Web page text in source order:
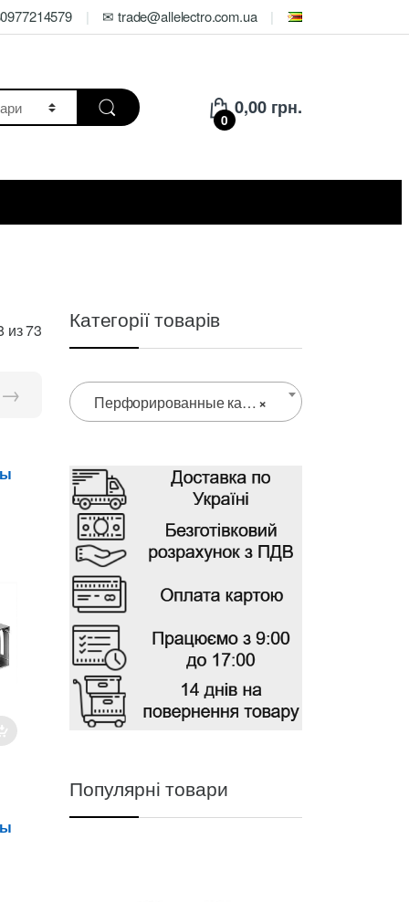
✉ trade@allelectro.com.ua
0
0,00 грн.
из 73 Цены:
→
Категорії товарів
×
Перфорированные кабель-каналы ПВХ
Популярні товари